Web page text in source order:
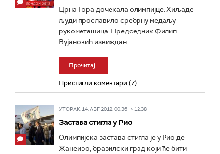
Црна Гора дочекала олимпијце. Хиљаде
људи прославилo сребрну медаљу
рукометашица. Председник Филип
Вујановић извиждан...
Прочитај
Пристигли коментари (7)
УТОРАК, 14. АВГ 2012, 00:36 -> 12:38
Застава стигла у Рио
Oлимпиjскa зaстaвa стиглa je у Риo дe
Жaнeирo, брaзилски грaд кojи ћe бити